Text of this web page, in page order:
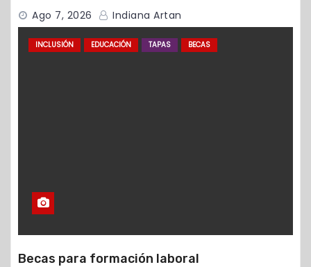
Ago 7, 2026 Indiana Artan
INCLUSIÓN EDUCACIÓN TAPAS BECAS
Becas para formación laboral